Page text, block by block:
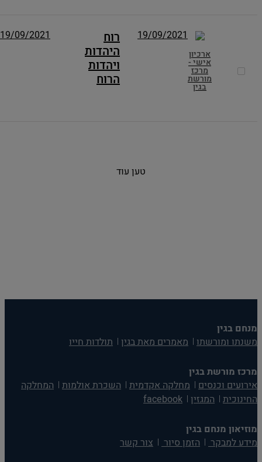
ארכיון
אישי -
מרכז
מורשת
בגין
19/09/2021
רוח
היהדות
ויהדות
הרוח
19/09/2021
טען עוד
מנחם בגין
משנתו ומורשתו מאמרים מאת בגין תולדות חייו
מרכז מורשת בגין
אירועים וכנסים מחלקה אקדמית השכרת אולמות המחלקה
החינוכית המגזין facebook
מוזיאון מנחם בגין
מידע למבקר הזמן סיור צור קשר